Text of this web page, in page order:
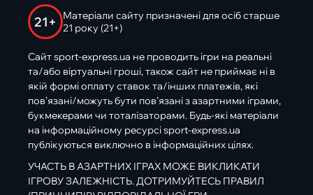
21+
Матеріали сайту призначені для осіб старше
21 року (21+)
Сайт sport-express.ua не проводить ігри на реальні
та/або віртуальні гроші, також сайт не приймає ні в
якій формі оплату ставок та/інших платежів, які
пов’язані/можуть бути пов’язані з азартними іграми,
букмекерами чи тоталізаторами. Будь-які матеріали
на інформаційному ресурсі sport-express.ua
публікуються виключно в інформаційних цілях.
УЧАСТЬ В АЗАРТНИХ ІГРАХ МОЖЕ ВИКЛИКАТИ
ІГРОВУ ЗАЛЕЖНІСТЬ. ДОТРИМУЙТЕСЬ ПРАВИЛ